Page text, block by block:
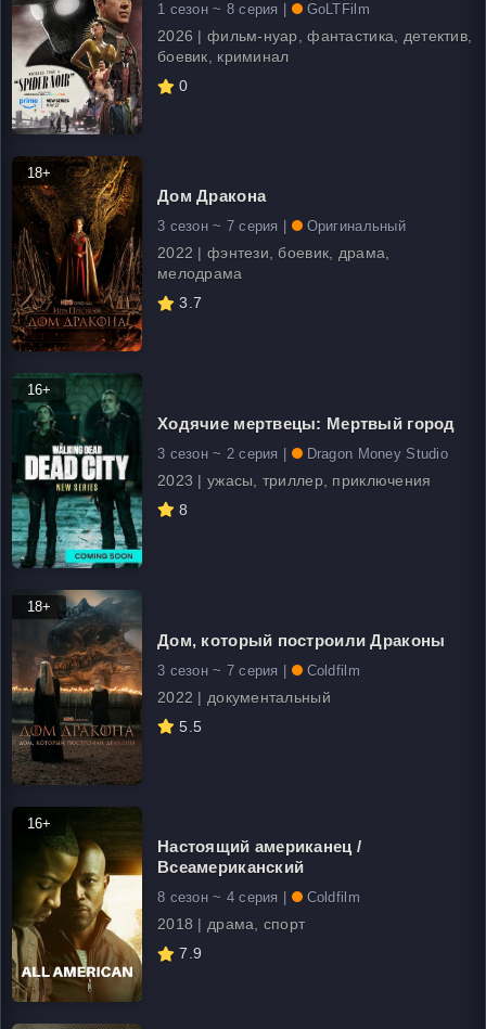
1 сезон ~ 8 серия | GoLTFilm
2026 | фильм-нуар, фантастика, детектив,
боевик, криминал
0
18+
Дом Дракона
3 сезон ~ 7 серия | Оригинальный
2022 | фэнтези, боевик, драма,
мелодрама
3.7
16+
Ходячие мертвецы: Мертвый город
3 сезон ~ 2 серия | Dragon Money Studio
2023 | ужасы, триллер, приключения
8
18+
Дом, который построили Драконы
3 сезон ~ 7 серия | Coldfilm
2022 | документальный
5.5
16+
Настоящий американец /
Всеамериканский
8 сезон ~ 4 серия | Coldfilm
2018 | драма, спорт
7.9